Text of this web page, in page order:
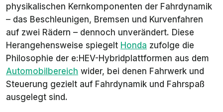
physikalischen Kernkomponenten der Fahrdynamik
– das Beschleunigen, Bremsen und Kurvenfahren
auf zwei Rädern – dennoch unverändert. Diese
Herangehensweise spiegelt Honda zufolge die
Philosophie der e:HEV-Hybridplattformen aus dem
Automobilbereich wider, bei denen Fahrwerk und
Steuerung gezielt auf Fahrdynamik und Fahrspaß
ausgelegt sind.